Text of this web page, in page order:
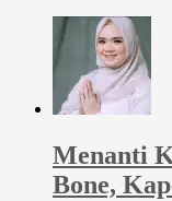
Menanti
Bone,